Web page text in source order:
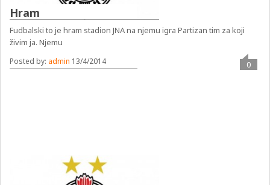
Hram
Fudbalski to je hram stadion JNA na njemu igra Partizan tim za koji
živim ja. Njemu
Posted by: admin 13/4/2014 0